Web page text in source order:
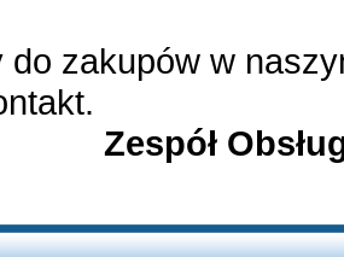
do zakupów w
Zespół